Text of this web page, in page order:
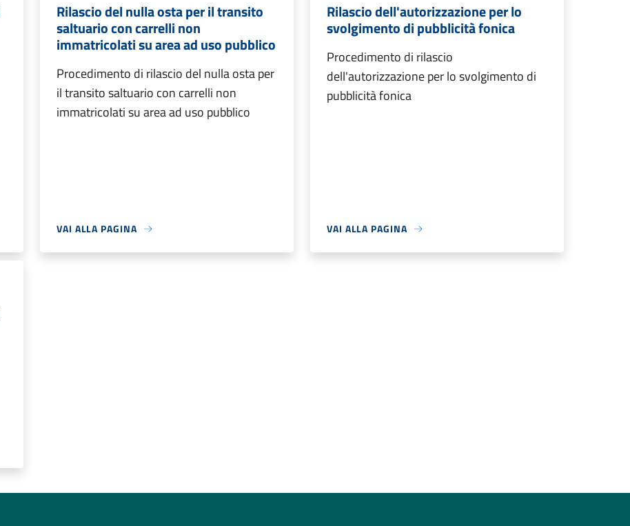
Rilascio del nulla osta per il transito
saltuario con carrelli non
immatricolati su area ad uso pubblico
Procedimento di rilascio del nulla osta per
il transito saltuario con carrelli non
immatricolati su area ad uso pubblico
VAI ALLA PAGINA
Rilascio dell'autorizzazione per lo
svolgimento di pubblicità fonica
Procedimento di rilascio
dell'autorizzazione per lo svolgimento di
pubblicità fonica
VAI ALLA PAGINA